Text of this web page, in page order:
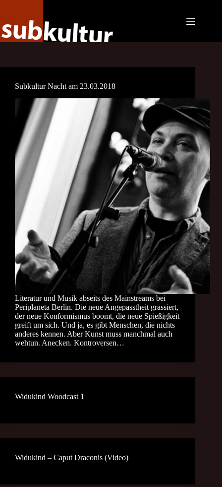
Subkultur Nacht am 23.03.2018
Literatur und Musik abseits des Mainstreams bei
Periplaneta Berlin. Die neue Angepasstheit grassiert,
der neue Konformismus boomt, die neue Spießigkeit
greift um sich. Und ja, es gibt Menschen, die nichts
anderes kennen. Aber Kunst muss manchmal auch
wehtun. Anecken. Kontroversen…
Widukind Woodcast 1
Widukind – Caput Draconis (Video)